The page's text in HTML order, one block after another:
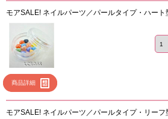
モアSALE! ネイルパーツ／パールタイプ・ハー
個 ケース入り
商品詳細
モアSALE! ネイルパーツ／パールタイプ・リー